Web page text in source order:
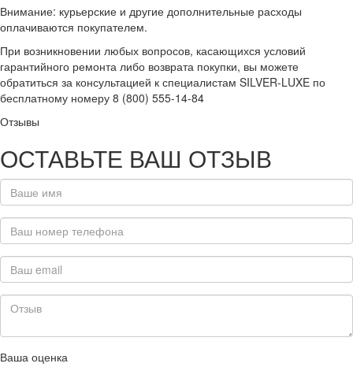
Внимание: курьерские и другие дополнительные расходы
оплачиваются покупателем.
При возникновении любых вопросов, касающихся условий
гарантийного ремонта либо возврата покупки, вы можете
обратиться за консультацией к специалистам SILVER-LUXE по
бесплатному номеру 8 (800) 555-14-84
Отзывы
ОСТАВЬТЕ ВАШ ОТЗЫВ
Ваша оценка